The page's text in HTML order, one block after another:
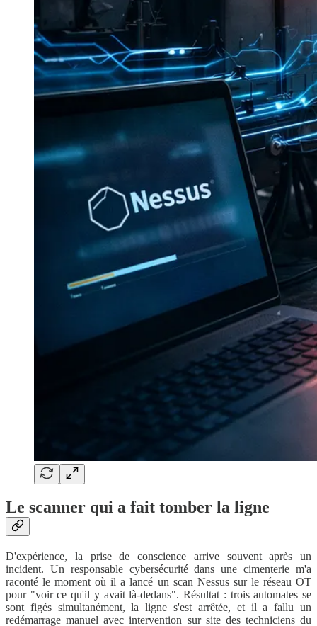
Le scanner qui a fait tomber la ligne
D'expérience, la prise de conscience arrive souvent après un
incident. Un responsable cybersécurité dans une cimenterie m'a
raconté le moment où il a lancé un scan Nessus sur le réseau OT
pour "voir ce qu'il y avait là-dedans". Résultat : trois automates se
sont figés simultanément, la ligne s'est arrêtée, et il a fallu un
redémarrage manuel avec intervention sur site des techniciens du